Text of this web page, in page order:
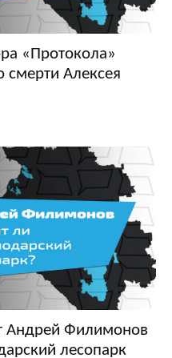
«Протокола»
смерти Алексея
Андрей Филимонов
лесопарк